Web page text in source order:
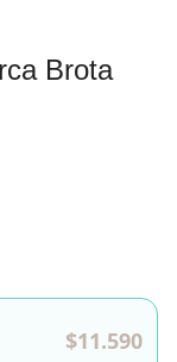
Brota
$11.590